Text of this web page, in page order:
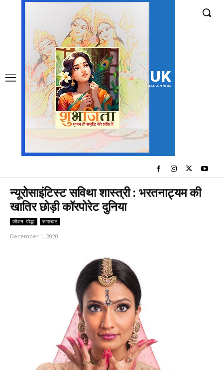
UK
LONDON NEWS
न्यूरोसाइंटिस्ट सविथा शास्त्री : भरतनाट्यम की
खातिर छोड़ी कॉरपोरेट दुनिया
जीवन योद्धा समाचार
December 1, 2020